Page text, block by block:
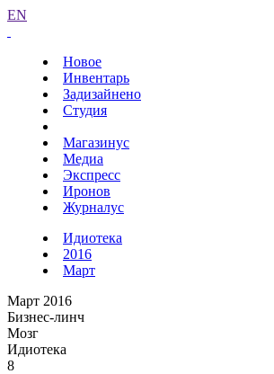
EN
Новое
Инвентарь
Задизайнено
Студия
Магазинус
Медиа
Экспресс
Иронов
Журналус
Идиотека
2016
Март
Март 2016
Бизнес-линч
Мозг
Идиотека
8